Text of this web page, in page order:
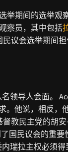
举期间的选举观
察员，其中包括
议会选举期间担
导人会面。
他说，相反，
教民主党的胡
国民议会的重
瑞拉主权必须